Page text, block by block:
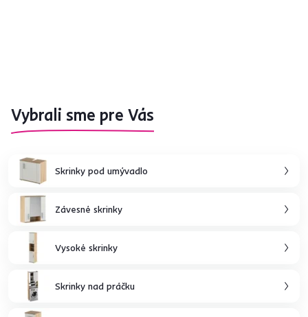
Vybrali sme pre Vás
Skrinky pod umývadlo
Závesné skrinky
Vysoké skrinky
Skrinky nad práčku